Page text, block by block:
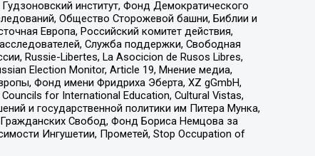
институт, Фонд Демократического
Общество Сторожевой башни, Библии и
Европа, Российский комитет действия,
Служба поддержки, Свободная
Russie-Libertes, La Asocicion de Rusos Libres,
Election Monitor, Article 19, Мнение медиа,
Фонд имени Фридриха Эберта, XZ gGmbH,
for International Education, Cultural Vistas,
и государственной политики им Питера Мунка,
Свобод, Фонд Бориса Немцова за
Ингушетии, Прометей, Stop Occupation of